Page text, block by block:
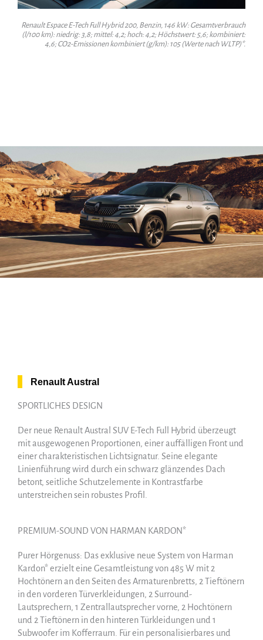
Renault Espace E-Tech Full Hybrid 200, Benzin, 146 kW: Gesamtverbrauch
(l/100 km): niedrig: 3,8; mittel: 4,2; hoch: 4,2; Höchstwert: 5,6; kombiniert:
4,6; CO2-Emissionen kombiniert (g/km): 105 (Werte nach WLTP)*.
Renault Austral
SPORTLICHES DESIGN
Der neue Renault Austral SUV E-Tech Full Hybrid überzeugt
mit ausgewogenen Proportionen, einer auffälligen Front und
einer charakteristischen Lichtsignatur. Seine elegante
Linienführung wird durch ein schwarz glänzendes Dach
betont, seitliche Schutzelemente in Kontrastfarbe
unterstreichen sein robustes Profil.
PREMIUM-SOUND VON HARMAN KARDON*
Purer Hörgenuss: Das exklusive neue System von Harman
Kardon* erzielt eine Gesamtleistung von 485 W mit 2
Hochtönern an den Seiten des Armaturenbretts, 2 Tieftönern
in den vorderen Türverkleidungen, 2 Surround-
Lautsprechern, 1 Zentrallautsprecher vorne, 2 Hochtönern
und 2 Tieftönern in den hinteren Türkleidungen und 1
Subwoofer im Kofferraum. Für ein personalisierbares und